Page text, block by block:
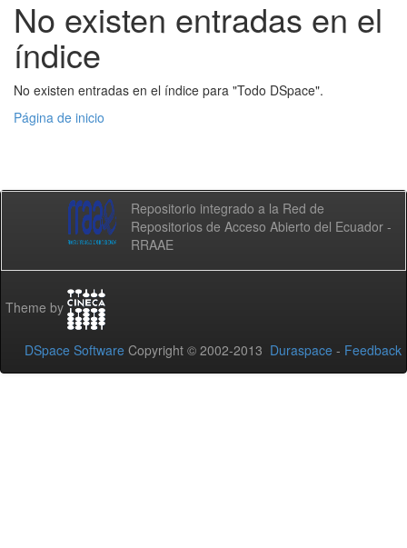
No existen entradas en el
índice
No existen entradas en el índice para "Todo DSpace".
Página de inicio
Repositorio integrado a la Red de
Repositorios de Acceso Abierto del Ecuador -
RRAAE
Theme by
DSpace Software Copyright © 2002-2013 Duraspace - Feedback